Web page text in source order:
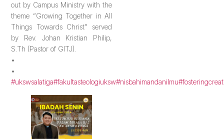
out by Campus Ministry with the
theme “Growing Together in All
Things Towards Christ” served
by Rev. Johan Kristian Philip,
S.Th (Pastor of GITJ).
•
•
#ukswsalatiga#fakultasteologiuksw#nisbahimandanilmu